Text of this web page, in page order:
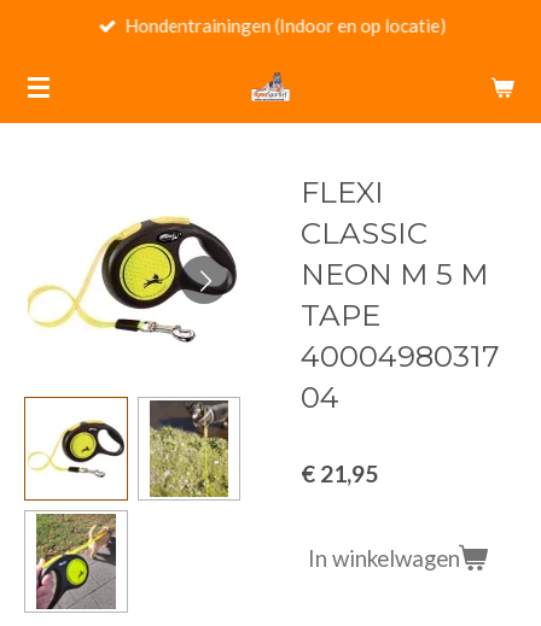
naar
de
Hondentrainingen (Indoor en op locatie)
FLEXI
CLASSIC
NEON M 5 M
TAPE
40004980317
04
€ 21,95
In winkelwagen